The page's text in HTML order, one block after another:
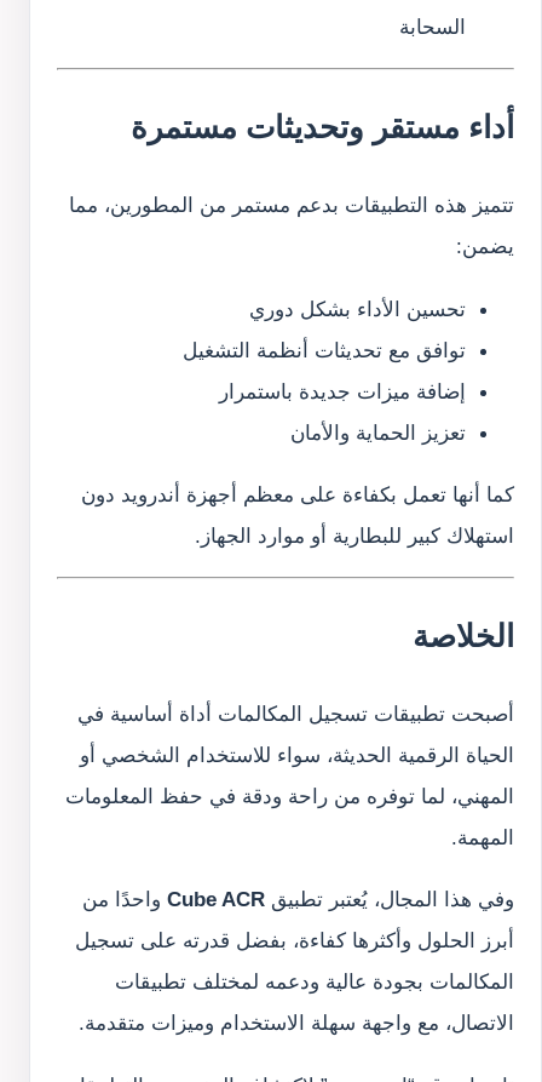
السحابة
أداء مستقر وتحديثات مستمرة
تتميز هذه التطبيقات بدعم مستمر من المطورين، مما
يضمن:
تحسين الأداء بشكل دوري
توافق مع تحديثات أنظمة التشغيل
إضافة ميزات جديدة باستمرار
تعزيز الحماية والأمان
كما أنها تعمل بكفاءة على معظم أجهزة أندرويد دون
استهلاك كبير للبطارية أو موارد الجهاز.
الخلاصة
أصبحت تطبيقات تسجيل المكالمات أداة أساسية في
الحياة الرقمية الحديثة، سواء للاستخدام الشخصي أو
المهني، لما توفره من راحة ودقة في حفظ المعلومات
المهمة.
وفي هذا المجال، يُعتبر تطبيق Cube ACRواحدًا من
أبرز الحلول وأكثرها كفاءة، بفضل قدرته على تسجيل
المكالمات بجودة عالية ودعمه لمختلف تطبيقات
الاتصال، مع واجهة سهلة الاستخدام وميزات متقدمة.